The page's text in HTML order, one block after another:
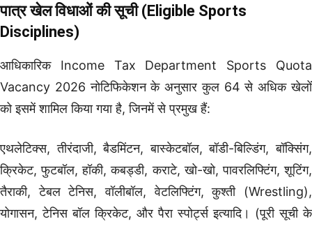
पात्र खेल विधाओं की सूची (Eligible Sports
Disciplines)
आधिकारिक Income Tax Department Sports Quota
Vacancy 2026 नोटिफिकेशन के अनुसार कुल 64 से अधिक खेलों
को इसमें शामिल किया गया है, जिनमें से प्रमुख हैं:
एथलेटिक्स, तीरंदाजी, बैडमिंटन, बास्केटबॉल, बॉडी-बिल्डिंग, बॉक्सिंग,
क्रिकेट, फुटबॉल, हॉकी, कबड्डी, कराटे, खो-खो, पावरलिफ्टिंग, शूटिंग,
तैराकी, टेबल टेनिस, वॉलीबॉल, वेटलिफ्टिंग, कुश्ती (Wrestling),
योगासन, टेनिस बॉल क्रिकेट, और पैरा स्पोर्ट्स इत्यादि। (पूरी सूची के